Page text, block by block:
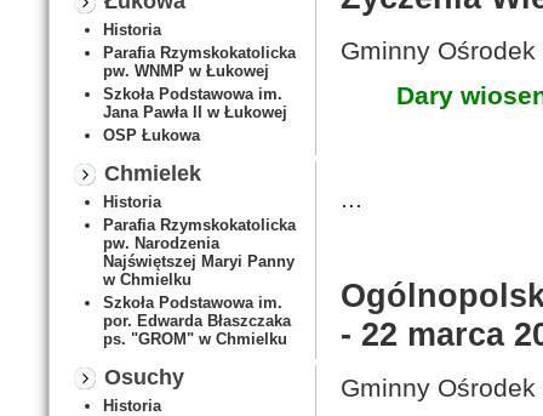
Historia
Parafia Rzymskokatolicka
pw. WNMP w Łukowej
Szkoła Podstawowa im.
Jana Pawła II w Łukowej
OSP Łukowa
Chmielek
Historia
Parafia Rzymskokatolicka
pw. Narodzenia
Najświętszej Maryi Panny
w Chmielku
Szkoła Podstawowa im.
por. Edwarda Błaszczaka
ps. "GROM" w Chmielku
Osuchy
Historia
Gminny
Dary
...
- 22 marca
Gminny